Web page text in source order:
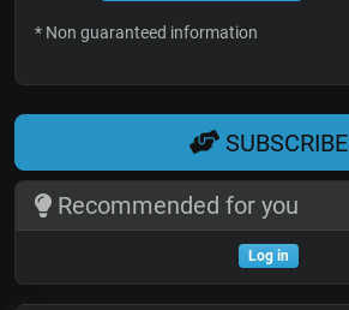
* Non guaranteed information
SUBSCRIBE
Recommended for you
Log in